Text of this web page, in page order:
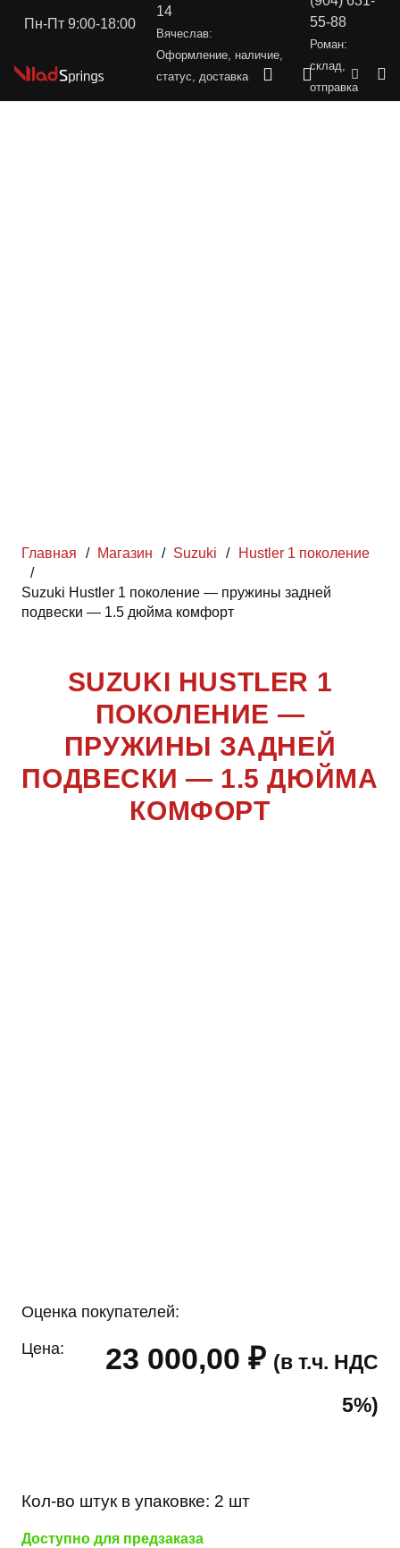
Пн-Пт 9:00-18:00
14
Вячеслав:
Оформление, наличие,
статус, доставка
55-88
Роман:
склад,
отправка
Главная / Магазин / Suzuki /
Hustler 1 поколение
/
Suzuki Hustler 1 поколение — пружины задней
подвески — 1.5 дюйма комфорт
SUZUKI HUSTLER 1
ПОКОЛЕНИЕ —
ПРУЖИНЫ ЗАДНЕЙ
ПОДВЕСКИ — 1.5 ДЮЙМА
КОМФОРТ
Оценка покупателей:
Цена: 23 000,00 ₽ (в т.ч. НДС
5%)
Кол-во штук в упаковке: 2 шт
Доступно для предзаказа